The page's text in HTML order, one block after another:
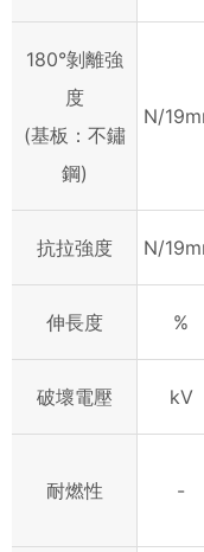
180°剝離強
度
(基板：不鏽
鋼)
N/
抗拉強度 N/
伸長度 %
破壞電壓 kV
耐燃性 -